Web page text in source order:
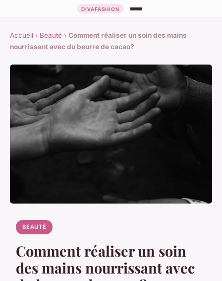
Accueil › Beauté › Comment réaliser un soin des mains
nourrissant avec du beurre de cacao?
BEAUTÉ
Comment réaliser un soin
des mains nourrissant avec